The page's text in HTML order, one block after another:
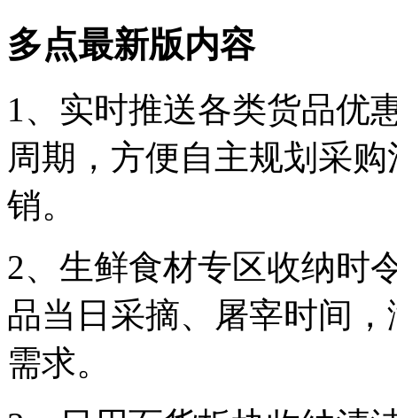
多点最新版内容
1、实时推送各类货品优
周期，方便自主规划采
销。
2、生鲜食材专区收纳时
品当日采摘、屠宰时间
需求。